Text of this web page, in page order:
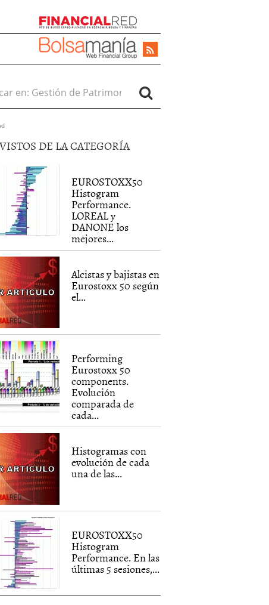
en:
DE LA CATEGORÍA
EUROSTOXX50
Histogram
Performance.
LOREAL y
DANONE los
mejores...
Alcistas y bajistas en
Eurostoxx 50 según
el...
Performing
Eurostoxx 50
components.
Evolución
comparada de
cada...
Histogramas con
evolución de cada
una de las...
EUROSTOXX50
Histogram
Performance. En las
últimas 5 sesiones,...